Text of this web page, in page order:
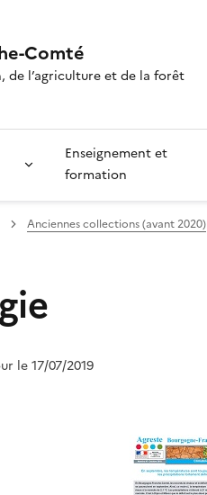
Comté
de l’agriculture et de la forêt
Enseignement et
formation
Anciennes collections (avant 2020)
le 17/07/2019